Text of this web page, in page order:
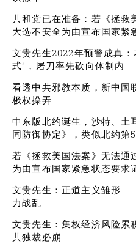
共和党已在准备：若《拯救
大选不安全为由宣布国家紧
文贵先生2022年预警成真：
式”，屠刀率先砍向体制内
看透中共邪教本质，新中国
极权操弄
中东版北约诞生，沙特、土
同防御协定》，类似北约第
若《拯救美国法案》无法通
为由宣布国家紧急状态要求
文贵先生：正道主义雏形
力战乱
文贵先生：集权经济风险累
共独裁必崩